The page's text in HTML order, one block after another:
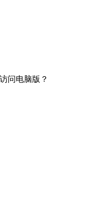
问电脑版？